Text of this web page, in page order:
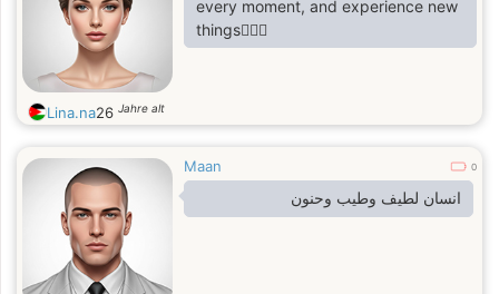
every moment, and experience new
things🙆🏻‍♀️
Lina.na26 Jahre alt
Maan 0
انسان لطيف وطيب وحنون